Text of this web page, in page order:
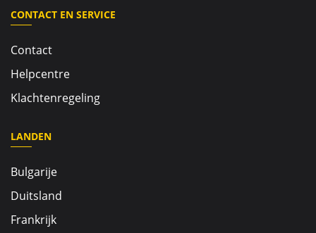
CONTACT EN SERVICE
Contact
Helpcentre
Klachtenregeling
LANDEN
Bulgarije
Duitsland
Frankrijk